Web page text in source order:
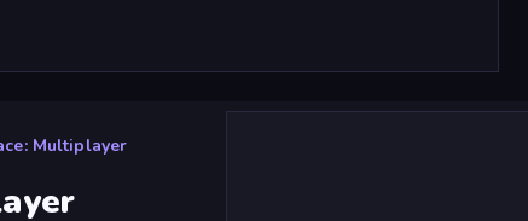
Multiplayer